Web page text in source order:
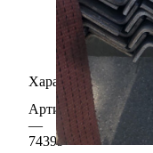
Характеристики
Артикул
—
74399